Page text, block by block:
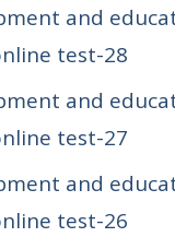
and
test-28
and
test-27
and
test-26